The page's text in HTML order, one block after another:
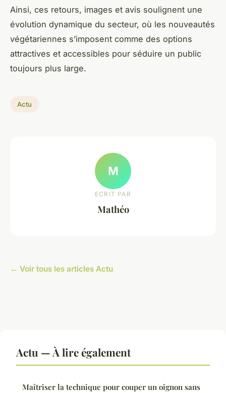
Ainsi, ces retours, images et avis soulignent une
évolution dynamique du secteur, où les nouveautés
végétariennes s’imposent comme des options
attractives et accessibles pour séduire un public
toujours plus large.
Actu
M
ECRIT PAR
Mathéo
← Voir tous les articles Actu
Actu — À lire également
Maîtriser la technique pour couper un oignon sans